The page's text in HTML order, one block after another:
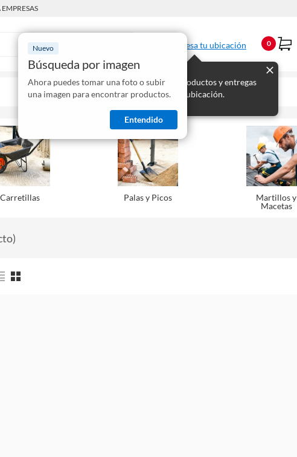
Nuevo
Búsqueda por imagen
Ahora puedes tomar una foto o subir
una imagen para encontrar productos.
Entendido
Ingresa tu ubicación
Mostraremos los productos y entregas
disponibles para tu ubicación.
0
Carretillas Palas y Picos
Martillos y
Macetas
)